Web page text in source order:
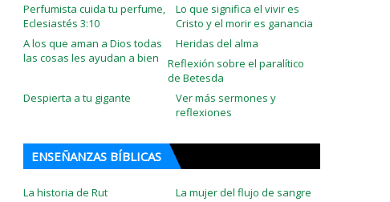
Perfumista cuida tu perfume,
Eclesiastés 3:10
Lo que significa el vivir es
Cristo y el morir es ganancia
A los que aman a Dios todas
las cosas les ayudan a bien
Heridas del alma
Reflexión sobre el paralítico
de Betesda
Ver más sermones y
reflexiones
Despierta a tu gigante
ENSEÑANZAS BÍBLICAS
La historia de Rut
La mujer del flujo de sangre